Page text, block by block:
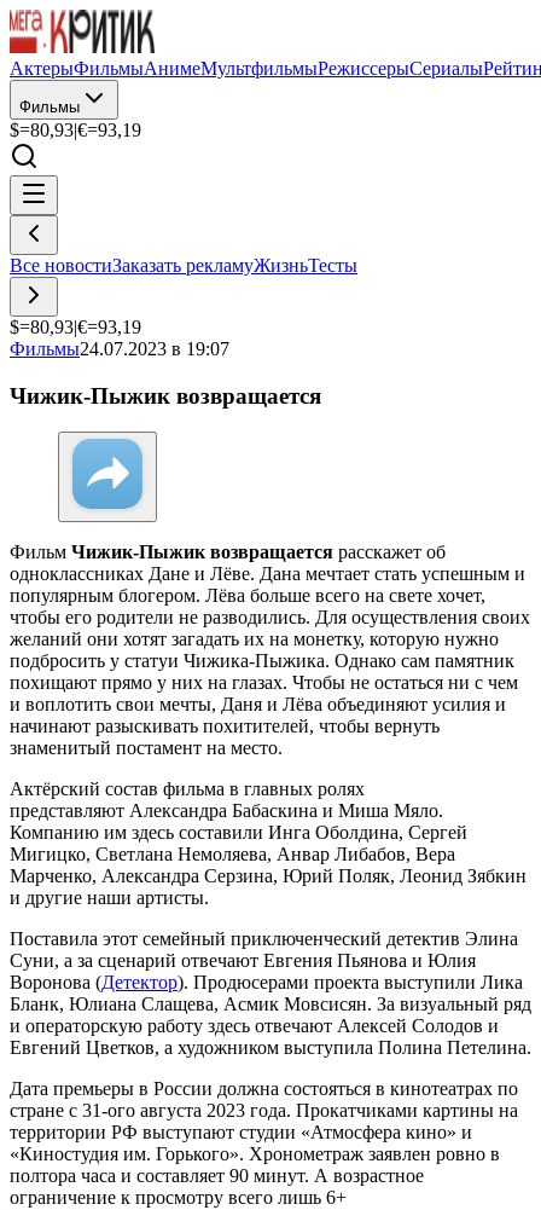
АктерыФильмыАнимеМультфильмыРежиссерыСериалы
Фильмы
$=80,93|€=93,19
Все новостиЗаказать рекламуЖизньТесты
$=80,93|€=93,19
Фильмы24.07.2023 в 19:07
Чижик-Пыжик возвращается
Фильм Чижик-Пыжик возвращается расскажет об
одноклассниках Дане и Лёве. Дана мечтает стать успешным и
популярным блогером. Лёва больше всего на свете хочет,
чтобы его родители не разводились. Для осуществления своих
желаний они хотят загадать их на монетку, которую нужно
подбросить у статуи Чижика-Пыжика. Однако сам памятник
похищают прямо у них на глазах. Чтобы не остаться ни с чем
и воплотить свои мечты, Даня и Лёва объединяют усилия и
начинают разыскивать похитителей, чтобы вернуть
знаменитый постамент на место.
Актёрский состав фильма в главных ролях
представляют Александра Бабаскина и Миша Мяло.
Компанию им здесь составили Инга Оболдина, Сергей
Мигицко, Светлана Немоляева, Анвар Либабов, Вера
Марченко, Александра Серзина, Юрий Поляк, Леонид Зябкин
и другие наши артисты.
Поставила этот семейный приключенческий детектив Элина
Суни, а за сценарий отвечают Евгения Пьянова и Юлия
Воронова (Детектор). Продюсерами проекта выступили Лика
Бланк, Юлиана Слащева, Асмик Мовсисян. За визуальный ряд
и операторскую работу здесь отвечают Алексей Солодов и
Евгений Цветков, а художником выступила Полина Петелина.
Дата премьеры в России должна состояться в кинотеатрах по
стране с 31-ого августа 2023 года. Прокатчиками картины на
территории РФ выступают студии «Атмосфера кино» и
«Киностудия им. Горького». Хронометраж заявлен ровно в
полтора часа и составляет 90 минут. А возрастное
ограничение к просмотру всего лишь 6+